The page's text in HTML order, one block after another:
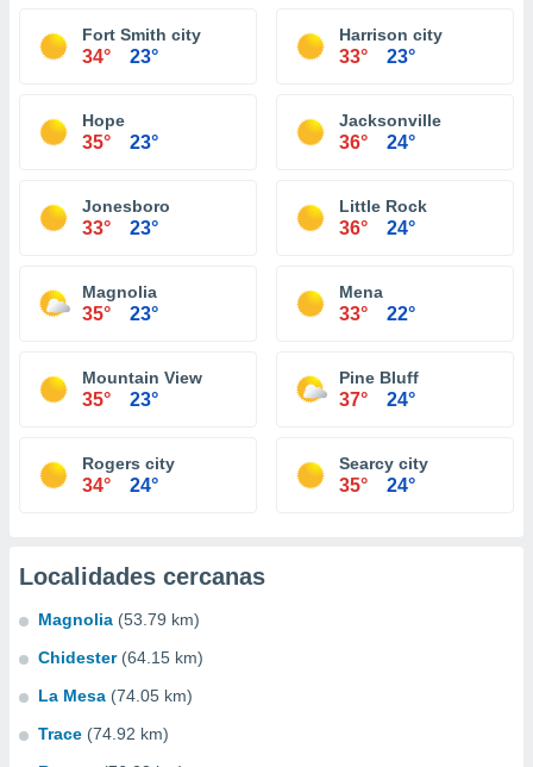
Fort Smith city
34° 23°
Harrison city
33° 23°
Hope
35° 23°
Jacksonville
36° 24°
Jonesboro
33° 23°
Little Rock
36° 24°
Magnolia
35° 23°
Mena
33° 22°
Mountain View
35° 23°
Pine Bluff
37° 24°
Rogers city
34° 24°
Searcy city
35° 24°
Localidades cercanas
Magnolia (53.79 km)
Chidester (64.15 km)
La Mesa (74.05 km)
Trace (74.92 km)